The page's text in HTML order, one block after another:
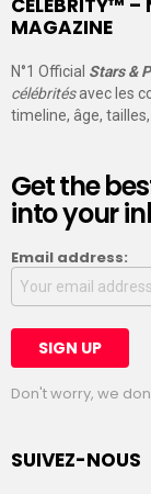
CELEBRITY™ –
MAGAZINE
N°1 Official Stars &
célébritésavec les
timeline, âge,
Get the
into your
Email address:
Don't worry, we
SUIVEZ-NOUS